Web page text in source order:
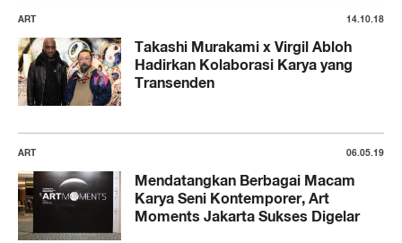
ART 14.10.18
Takashi Murakami x Virgil Abloh
Hadirkan Kolaborasi Karya yang
Transenden
ART 06.05.19
Mendatangkan Berbagai Macam
Karya Seni Kontemporer, Art
Moments Jakarta Sukses Digelar